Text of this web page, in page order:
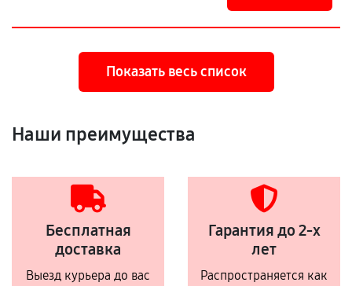
Показать весь список
Наши преимущества
Бесплатная
доставка
Выезд курьера до вас
Гарантия до 2-х
лет
Распространяется как